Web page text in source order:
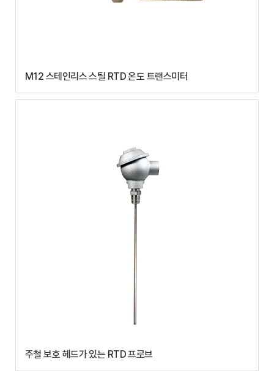
M12 스테인리스 스틸 RTD 온도 트랜스미터
주철 보호 헤드가 있는 RTD 프로브